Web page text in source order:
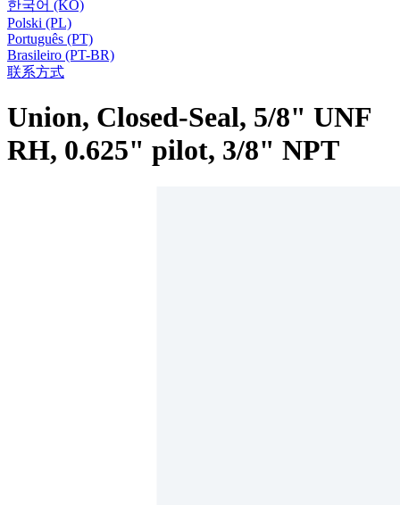
한국어 (KO)
Polski (PL)
Português (PT)
Brasileiro (PT-BR)
联系方式
Union, Closed-Seal, 5/8" UNF
RH, 0.625" pilot, 3/8" NPT